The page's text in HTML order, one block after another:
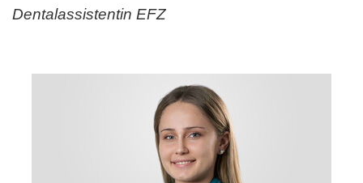
Dentalassistentin EFZ